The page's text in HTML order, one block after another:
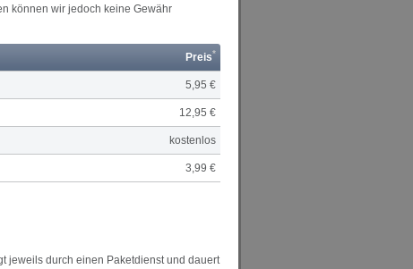
können wir jedoch keine Gewähr
Preis*
5,95 €
12,95 €
kostenlos
3,99 €
jeweils durch einen Paketdienst und dauert